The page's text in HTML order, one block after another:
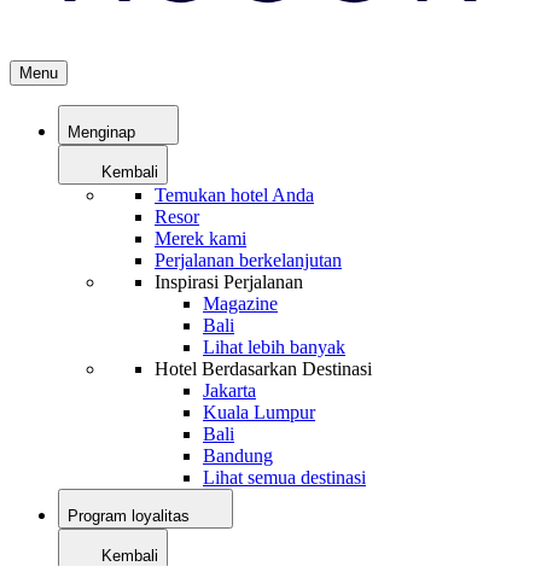
Menu
Menginap
Kembali
Temukan hotel Anda
Resor
Merek kami
Perjalanan berkelanjutan
Inspirasi Perjalanan
Magazine
Bali
Lihat lebih banyak
Hotel Berdasarkan Destinasi
Jakarta
Kuala Lumpur
Bali
Bandung
Lihat semua destinasi
Program loyalitas
Kembali